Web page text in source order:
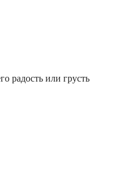
радость или грусть